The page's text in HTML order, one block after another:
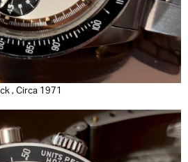
, Circa 1971